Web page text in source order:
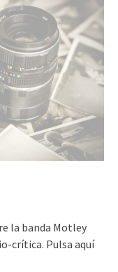
la banda Motley
crítica. Pulsa aquí